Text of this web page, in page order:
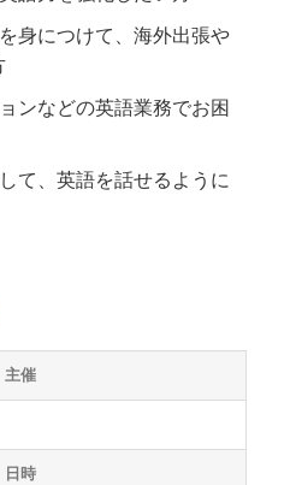
身につけて、海外出張や
ンなどの英語業務でお困
て、英語を話せるように
主催
日時